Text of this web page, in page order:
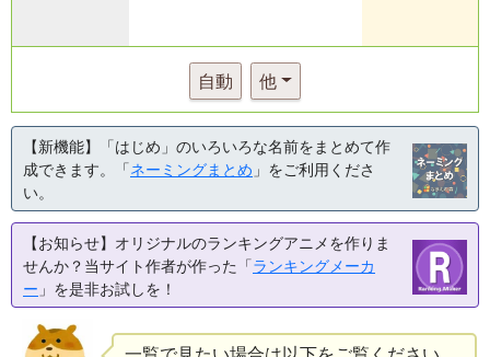
自動 他
【新機能】「はじめ」のいろいろな名前をまとめて作
成できます。「ネーミングまとめ 」をご利用くださ
い。
【お知らせ】オリジナルのランキングアニメを作りま
せんか？当サイト作者が作った「ランキングメーカ
ー 」を是非お試しを！